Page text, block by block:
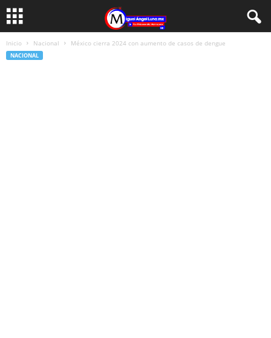
Inicio Nacional México cierra 2024 con aumento de casos de dengue
NACIONAL